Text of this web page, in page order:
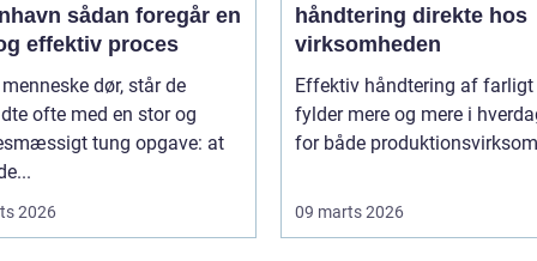
foregår en
effektiv proces
dør, står de
ofte med en stor og
tung opgave: at
2026
håndtering direkte hos
virksomheden
Effektiv håndtering af
fylder mere og mere i
for både
09 marts 2026